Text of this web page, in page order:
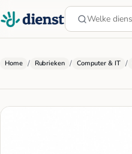
Home / Rubrieken / Computer & IT /